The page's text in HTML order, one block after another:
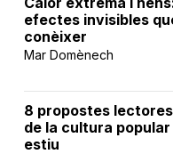
efectes invisibles
conèixer
Mar Domènech
8 propostes
de la cultura
estiu